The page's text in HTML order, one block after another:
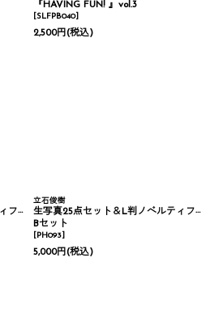
『HAVING FUN! 』vol.3
[SLFPB040]
2,500円(税込)
2枚
立石俊樹
生写真25点セット＆L判ノベルティフォト1枚
Bセット
[PH093]
5,000円(税込)